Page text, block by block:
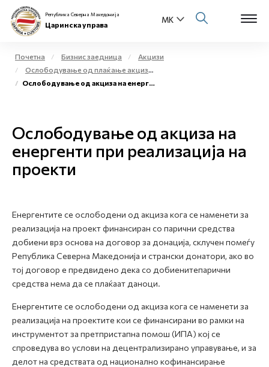
За нас
Бизнис заедница
Е-Царина
Контакт
Е-Весник
Република Северна Македонија
Царинска управа
Почетна Бизнис заедница
Акцизи
Ослободување од плаќање акциза и повластено користење на акцизни добра
Ослободување од акциза на енергенти при реализација на проекти
Ослободување од акциза на
енергенти при реализација на
проекти
Енергентите се ослободени од акциза кога се наменети за
реализација на проект финансиран со парични средства
добиени врз основа на договор за донација, склучен помеѓу
Република Северна Македонија и странски донатори, ако во
тој договор е предвидено дека со добиенитепарични
средства нема да се плаќаат даноци.
Енергентите се ослободени од акциза кога се наменети за
реализација на проектите кои се финансирани во рамки на
инструментот за претпристапна помош (ИПА) кој се
спроведува во услови на децентрализирано управување, и за
делот на средствата од национално кофинансирање